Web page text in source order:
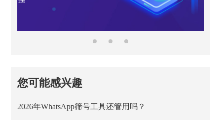
您可能感兴趣
2026年WhatsApp筛号工具还管用吗？